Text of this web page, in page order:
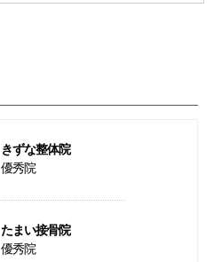
きずな整体院
優秀院
たまい接骨院
優秀院